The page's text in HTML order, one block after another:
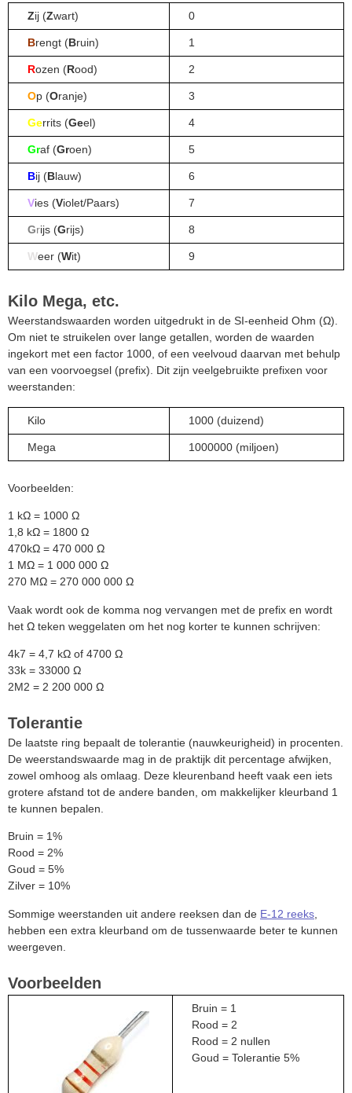
Zij (Zwart) 0
Brengt (Bruin) 1
Rozen (Rood) 2
Op (Oranje) 3
Gerrits (Geel) 4
Graf (Groen) 5
Bij (Blauw) 6
Vies (Violet/Paars) 7
Grijs (Grijs) 8
Weer (Wit) 9
Kilo Mega, etc.
Weerstandswaarden worden uitgedrukt in de SI-eenheid Ohm (Ω).
Om niet te struikelen over lange getallen, worden de waarden
ingekort met een factor 1000, of een veelvoud daarvan met behulp
van een voorvoegsel (prefix). Dit zijn veelgebruikte prefixen voor
weerstanden:
Kilo 1000 (duizend)
Mega 1000000 (miljoen)
Voorbeelden:
1 kΩ = 1000 Ω
1,8 kΩ = 1800 Ω
470kΩ = 470 000 Ω
1 MΩ = 1 000 000 Ω
270 MΩ = 270 000 000 Ω
Vaak wordt ook de komma nog vervangen met de prefix en wordt
het Ω teken weggelaten om het nog korter te kunnen schrijven:
4k7 = 4,7 kΩ of 4700 Ω
33k = 33000 Ω
2M2 = 2 200 000 Ω
Tolerantie
De laatste ring bepaalt de tolerantie (nauwkeurigheid) in procenten.
De weerstandswaarde mag in de praktijk dit percentage afwijken,
zowel omhoog als omlaag. Deze kleurenband heeft vaak een iets
grotere afstand tot de andere banden, om makkelijker kleurband 1
te kunnen bepalen.
Bruin = 1%
Rood = 2%
Goud = 5%
Zilver = 10%
Sommige weerstanden uit andere reeksen dan de E-12 reeks
hebben een extra kleurband om de tussenwaarde beter te kunnen
weergeven.
Voorbeelden
Bruin = 1
Rood = 2
Rood = 2 nullen
Goud = Tolerantie 5%